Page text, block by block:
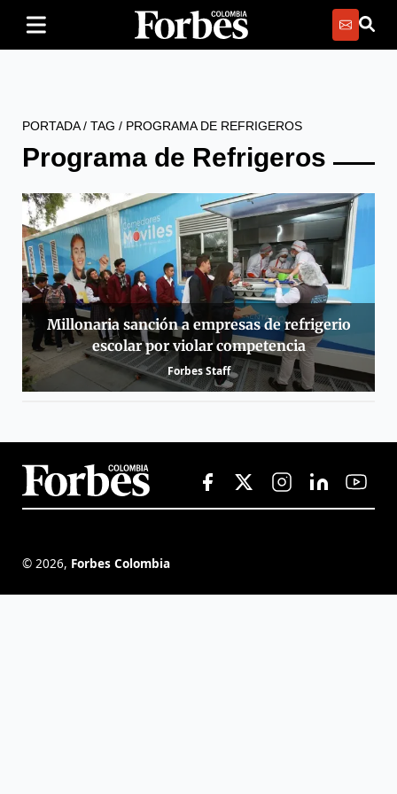
PORTADA/ TAG / PROGRAMA DE REFRIGEROS
Programa de Refrigeros
Millonaria sanción a empresas de refrigerio
escolar por violar competencia
Forbes Staff
© 2026, Forbes Colombia